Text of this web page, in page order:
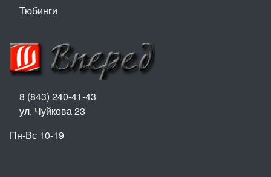
Тюбинги
8 (843) 240-41-43
ул. Чуйкова 23
Пн-Вс 10-19